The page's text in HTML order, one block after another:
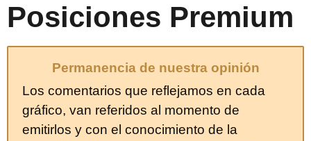
Posiciones Premium
Permanencia de nuestra opinión
Los comentarios que reflejamos en cada
gráfico, van referidos al momento de
emitirlos y con el conocimiento de la